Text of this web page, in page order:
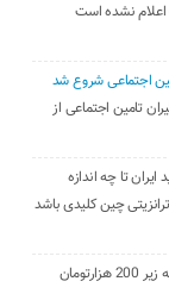
اعلام نشده است
اجتماعی شروع شد
تامین اجتماعی از
تا چه اندازه
چین کلیدی باشد